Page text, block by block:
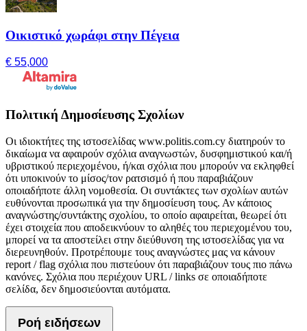
Οικιστικό χωράφι στην Πέγεια
€ 55,000
Πολιτική Δημοσίευσης Σχολίων
Οι ιδιοκτήτες της ιστοσελίδας www.politis.com.cy διατηρούν το
δικαίωμα να αφαιρούν σχόλια αναγνωστών, δυσφημιστικού και/ή
υβριστικού περιεχομένου, ή/και σχόλια που μπορούν να εκληφθεί
ότι υποκινούν το μίσος/τον ρατσισμό ή που παραβιάζουν
οποιαδήποτε άλλη νομοθεσία. Οι συντάκτες των σχολίων αυτών
ευθύνονται προσωπικά για την δημοσίευση τους. Αν κάποιος
αναγνώστης/συντάκτης σχολίου, το οποίο αφαιρείται, θεωρεί ότι
έχει στοιχεία που αποδεικνύουν το αληθές του περιεχομένου του,
μπορεί να τα αποστείλει στην διεύθυνση της ιστοσελίδας για να
διερευνηθούν. Προτρέπουμε τους αναγνώστες μας να κάνουν
report / flag σχόλια που πιστεύουν ότι παραβιάζουν τους πιο πάνω
κανόνες. Σχόλια που περιέχουν URL / links σε οποιαδήποτε
σελίδα, δεν δημοσιεύονται αυτόματα.
Ροή ειδήσεων